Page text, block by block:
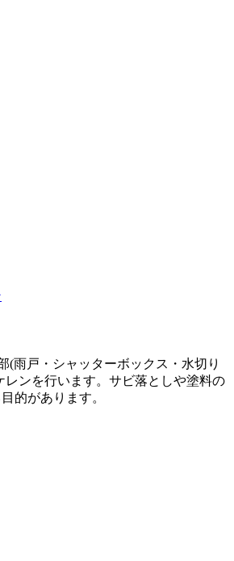
(雨戸・シャッターボックス・水切り
レンを行います。サビ落としや塗料の
的があります。